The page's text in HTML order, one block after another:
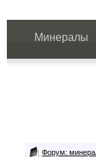
Минералы
Форум: